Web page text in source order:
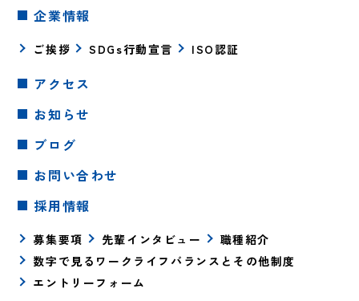
企業情報
ご挨拶 SDGs行動宣言 ISO認証
アクセス
お知らせ
ブログ
お問い合わせ
採用情報
募集要項 先輩インタビュー
職種紹介
数字で見るワークライフバランスとその他制度
エントリーフォーム